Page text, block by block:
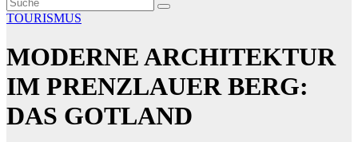
TOURISMUS
MODERNE ARCHITEKTUR
IM PRENZLAUER BERG:
DAS GOTLAND